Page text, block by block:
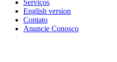
Serviços
English version
Contato
Anuncie Conosco